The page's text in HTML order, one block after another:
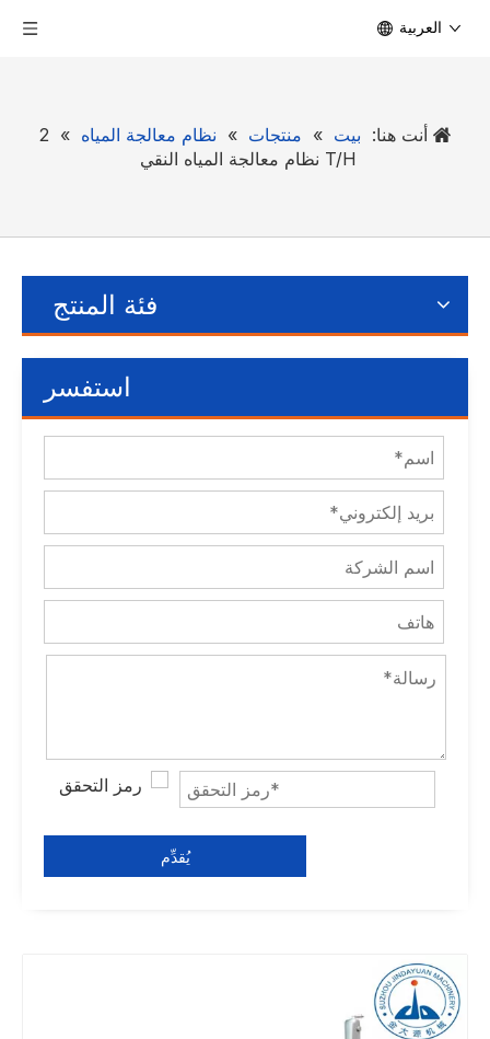
العربية
أنت هنا: بيت » منتجات » نظام معالجة المياه »
2
T/H نظام معالجة المياه النقي
فئة المنتج
استفسر
يُقدِّم